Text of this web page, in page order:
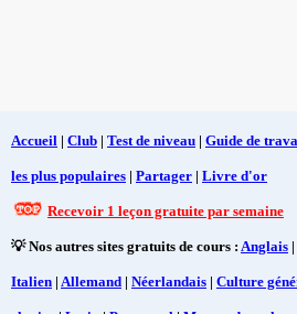
Accueil | Club | Test de niveau | Guide de
les plus populaires | Partager | Livre d'or
Recevoir 1 leçon gratuite par semaine
💡 Nos autres sites gratuits de cours : Anglais |
Italien | Allemand | Néerlandais | Culture